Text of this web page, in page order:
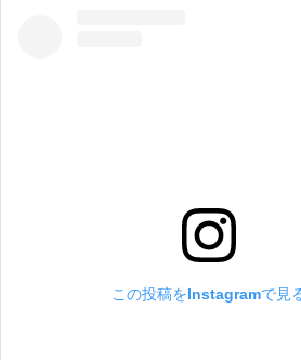
この投稿をInstagramで見